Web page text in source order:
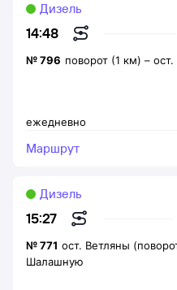
14:48
Дизель
ежедневно
№796 поворот (1 км) –
Маршрут
15:27
Дизель
№771 ост. Ветляны
Шалашную